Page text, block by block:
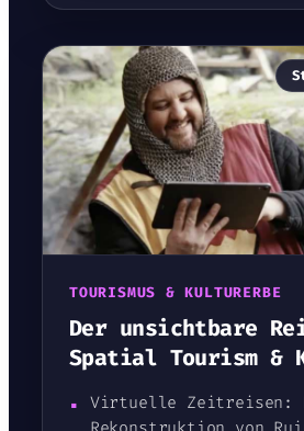
TOURISMUS & KULTURERBE
Der unsichtbare
Spatial Tourism &
▪ Virtuelle Zeitreisen: